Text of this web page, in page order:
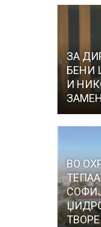
ЗА
БЕНИ
И
ВО